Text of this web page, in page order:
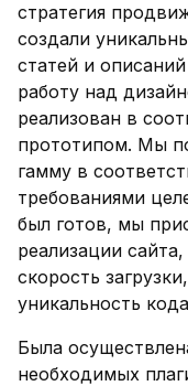
стратегия
создали
статей и
работу над
реализован в
прототипом. Мы
гамму в
требованиями
был готов, мы
реализации
скорость
уникальность
Была
необходимых